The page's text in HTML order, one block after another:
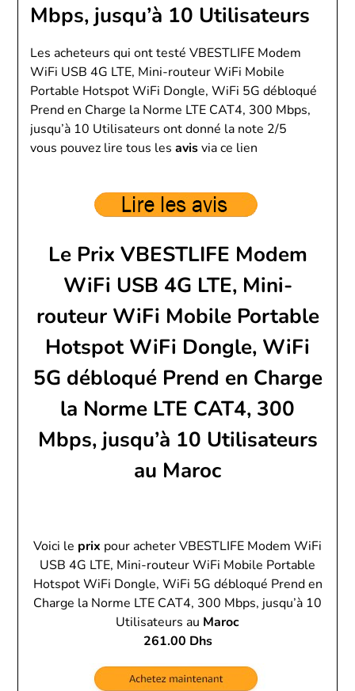
Mbps, jusqu’à 10 Utilisateurs
Les acheteurs qui ont testé VBESTLIFE Modem
WiFi USB 4G LTE, Mini-routeur WiFi Mobile
Portable Hotspot WiFi Dongle, WiFi 5G débloqué
Prend en Charge la Norme LTE CAT4, 300 Mbps,
jusqu’à 10 Utilisateurs ont donné la note 2/5
vous pouvez lire tous lesavisvia ce lien
Le Prix VBESTLIFE Modem
WiFi USB 4G LTE, Mini-
routeur WiFi Mobile Portable
Hotspot WiFi Dongle, WiFi
5G débloqué Prend en Charge
la Norme LTE CAT4, 300
Mbps, jusqu’à 10 Utilisateurs
au Maroc
Voici le prix pour acheter VBESTLIFE Modem WiFi
USB 4G LTE, Mini-routeur WiFi Mobile Portable
Hotspot WiFi Dongle, WiFi 5G débloqué Prend en
Charge la Norme LTE CAT4, 300 Mbps, jusqu’à 10
Utilisateurs au Maroc
261.00 Dhs